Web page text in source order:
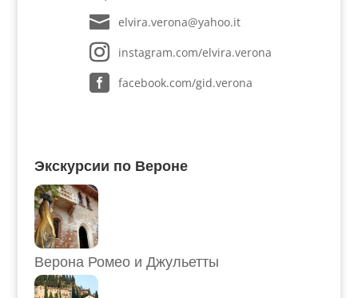
elvira.verona@yahoo.it
instagram.com/elvira.verona
facebook.com/gid.verona
Экскурсии по Вероне
Верона Ромео и Джульетты